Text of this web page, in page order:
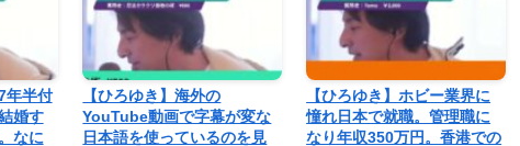
年半付
婚す
なに
【ひろゆき】海外の
YouTube動画で字幕が変な
日本語を使っているのを見
【ひろゆき】ホビー業界に
憧れ日本で就職。管理職に
なり年収350万円。香港での